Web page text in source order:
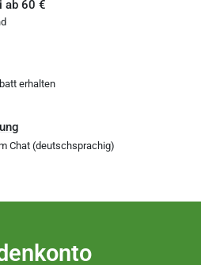
ab 60 €
erhalten
Chat (deutschsprachig)